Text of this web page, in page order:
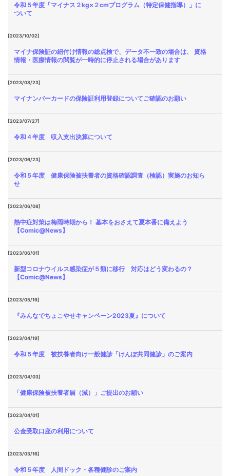
令和５年度「マイナス２kg×２cmプログラム（特定保健指導）」に
ついて
[2023/10/02]
マイナ保険証の紐付け情報の総点検で、データ不一致の場合は、 資格
情報・医療情報の閲覧が一時的に停止される場合があります
[2023/08/23]
マイナンバーカードの保険証利用登録についてご確認のお願い
[2023/07/27]
令和４年度 収入支出決算について
[2023/06/23]
令和５年度 健康保険被扶養者の資格確認調査（検認）実施のお知ら
せ
[2023/06/08]
熱中症対策は梅雨時期から！ 基本をおさえて夏本番に備えよう
【Comic@News】
[2023/06/01]
新型コロナウイルス感染症が５類に移行 対応はどう変わるの？
【Comic@News】
[2023/05/19]
『みんなでちょこやせキャンペーン2023夏』について
[2023/04/19]
令和５年度 被扶養者向け一般健診「けんぽ共同健診」のご案内
[2023/04/03]
「健康保険被扶養者届（減）」ご提出のお願い
[2023/04/01]
公金受取口座の利用について
[2023/03/16]
令和５年度 人間ドック・各種健診のご案内